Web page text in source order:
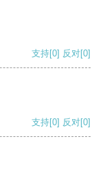
支持[0] 反对[0]
支持[0] 反对[0]